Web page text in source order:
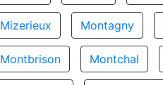
Mizerieux Montagny
Montbrison Montchal